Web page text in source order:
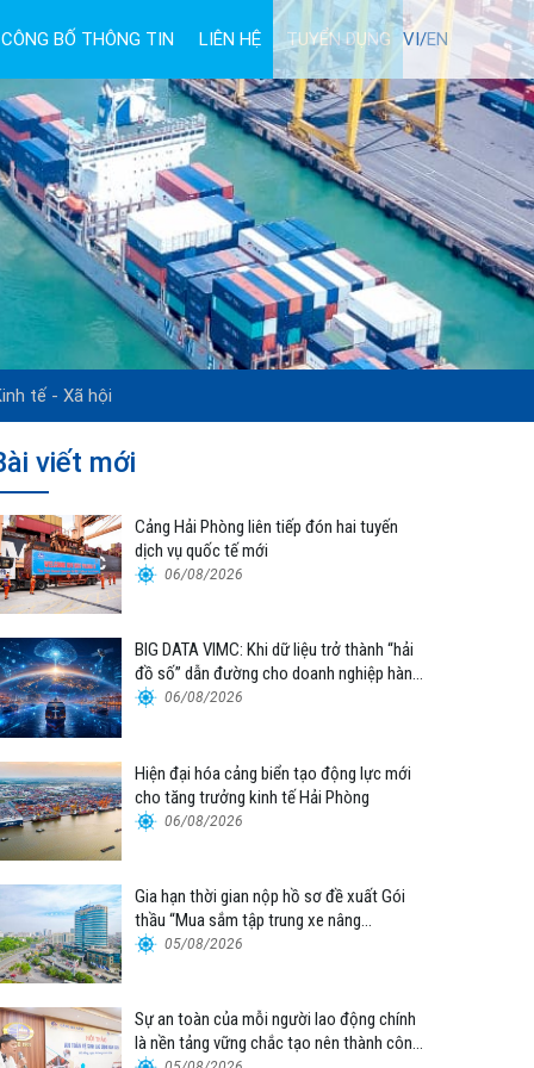
CÔNG BỐ THÔNG TIN LIÊN HỆ TUYỂN DỤNG VI/EN
tế - Xã hội
viết mới
Cảng Hải Phòng liên tiếp đón hai tuyến
dịch vụ quốc tế mới
06/08/2026
BIG DATA VIMC: Khi dữ liệu trở thành “hải
đồ số” dẫn đường cho doanh nghiệp hàng
hải 06/08/2026
Hiện đại hóa cảng biển tạo động lực mới
cho tăng trưởng kinh tế Hải Phòng
06/08/2026
Gia hạn thời gian nộp hồ sơ đề xuất Gói
thầu “Mua sắm tập trung xe nâng
container thuộc Tổng công ty Hàng hải
05/08/2026
Sự an toàn của mỗi người lao động chính
là nền tảng vững chắc tạo nên thành công